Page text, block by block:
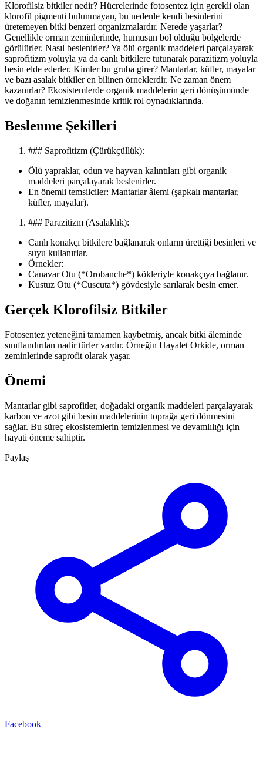
Klorofilsiz bitkiler nedir? Hücrelerinde fotosentez için gerekli olan
klorofil pigmenti bulunmayan, bu nedenle kendi besinlerini
üretemeyen bitki benzeri organizmalardır. Nerede yaşarlar?
Genellikle orman zeminlerinde, humusun bol olduğu bölgelerde
görülürler. Nasıl beslenirler? Ya ölü organik maddeleri parçalayarak
saprofitizm yoluyla ya da canlı bitkilere tutunarak parazitizm yoluyla
besin elde ederler. Kimler bu gruba girer? Mantarlar, küfler, mayalar
ve bazı asalak bitkiler en bilinen örneklerdir. Ne zaman önem
kazanırlar? Ekosistemlerde organik maddelerin geri dönüşümünde
ve doğanın temizlenmesinde kritik rol oynadıklarında.
Beslenme Şekilleri
### Saprofitizm (Çürükçüllük):
Ölü yapraklar, odun ve hayvan kalıntıları gibi organik
maddeleri parçalayarak beslenirler.
En önemli temsilciler: Mantarlar âlemi (şapkalı mantarlar,
küfler, mayalar).
### Parazitizm (Asalaklık):
Canlı konakçı bitkilere bağlanarak onların ürettiği besinleri ve
suyu kullanırlar.
Örnekler:
Canavar Otu (*Orobanche*) kökleriyle konakçıya bağlanır.
Kustuz Otu (*Cuscuta*) gövdesiyle sarılarak besin emer.
Gerçek Klorofilsiz Bitkiler
Fotosentez yeteneğini tamamen kaybetmiş, ancak bitki âleminde
sınıflandırılan nadir türler vardır. Örneğin Hayalet Orkide, orman
zeminlerinde saprofit olarak yaşar.
Önemi
Mantarlar gibi saprofitler, doğadaki organik maddeleri parçalayarak
karbon ve azot gibi besin maddelerinin toprağa geri dönmesini
sağlar. Bu süreç ekosistemlerin temizlenmesi ve devamlılığı için
hayati öneme sahiptir.
Paylaş
Facebook